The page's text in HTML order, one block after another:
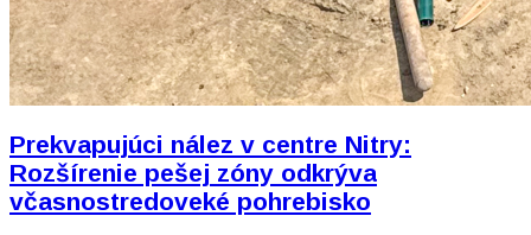
Prekvapujúci nález v centre Nitry:
Rozšírenie pešej zóny odkrýva
včasnostredoveké pohrebisko